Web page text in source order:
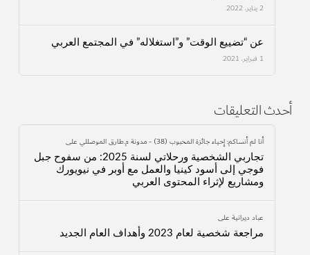
2 يناير، 2022
عن “تضييع الوقت” و”استغلاله” في المجتمع العربي
1 فبراير، 2021
أحدث التعليقات
أنا لم أنساكم: إحياء جائزة المحبوب (38) - مدونة م.طارق الموصللي على
تجاربي الشخصية ورحلاتي لسنة 2025: من سفوح جبل
فوجي إلى أسود كينيا والعمل مع أوبر في نيويورك
ومشاريع لإثراء المحتوى العربي
عباد ديرانيةعلى
مراجعة شخصية لعام 2023 وأهداف العام الجديد